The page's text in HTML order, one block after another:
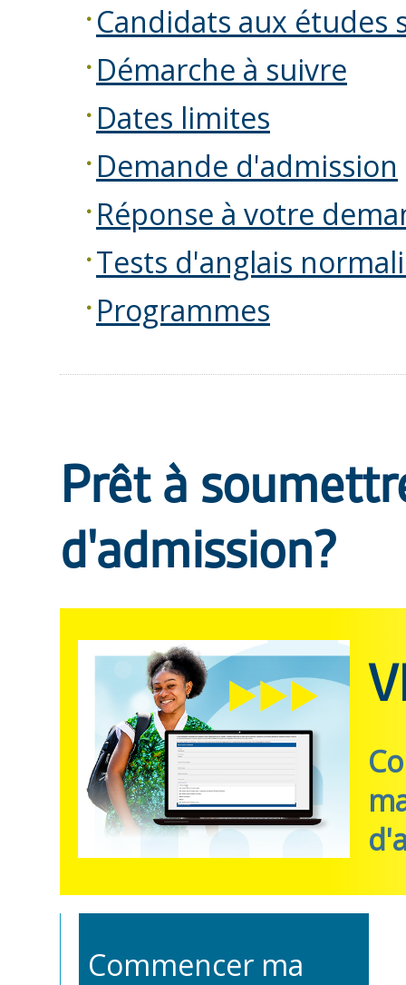
Candidats aux études
Démarche à suivre
Dates limites
Demande d'admission
Réponse à votre
Tests d'anglais
Programmes
Prêt à
d'admission?
Commencer ma